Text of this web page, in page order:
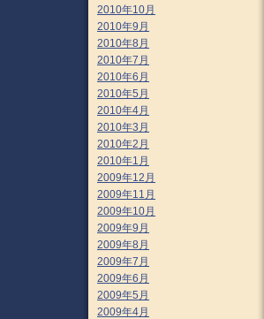
2010年10月
2010年9月
2010年8月
2010年7月
2010年6月
2010年5月
2010年4月
2010年3月
2010年2月
2010年1月
2009年12月
2009年11月
2009年10月
2009年9月
2009年8月
2009年7月
2009年6月
2009年5月
2009年4月